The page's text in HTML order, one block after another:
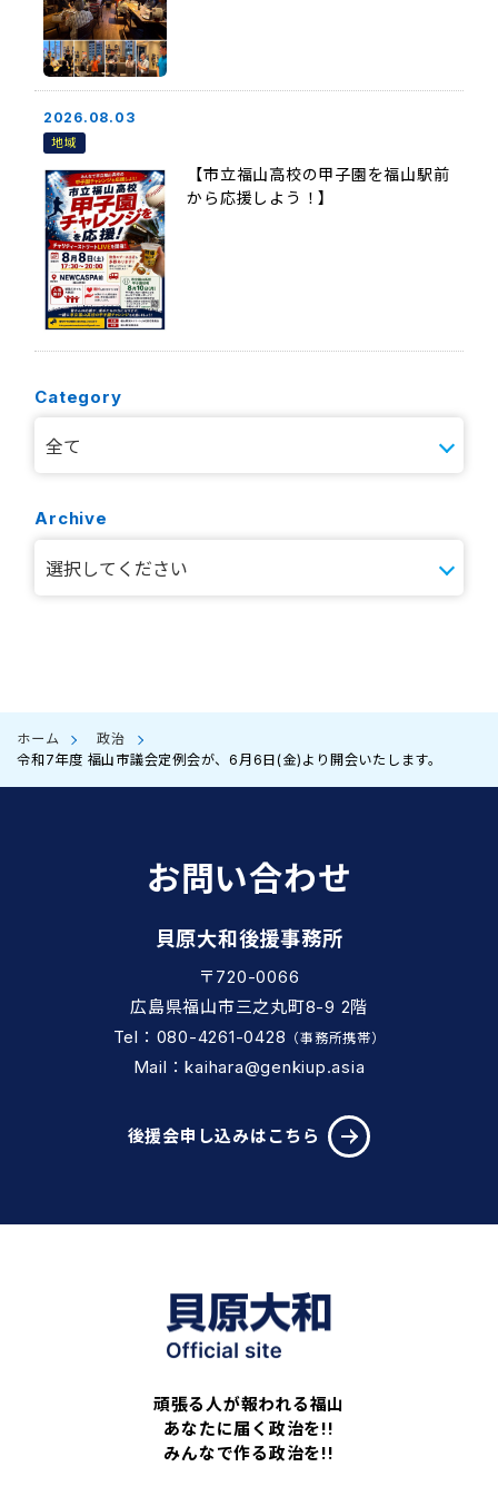
2026.08.03
地域
【市立福山高校の甲子園を福山駅前
から応援しよう！】
Category
Archive
ホーム
政治
令和7年度 福山市議会定例会が、6月6日(金)より開会いたします。
お問い合わせ
貝原大和後援事務所
〒720-0066
広島県福山市三之丸町8-9 2階
Tel：080-4261-0428 （事務所携帯）
Mail：kaihara@genkiup.asia
後援会申し込みはこちら
頑張る人が報われる福山
あなたに届く政治を!!
みんなで作る政治を!!